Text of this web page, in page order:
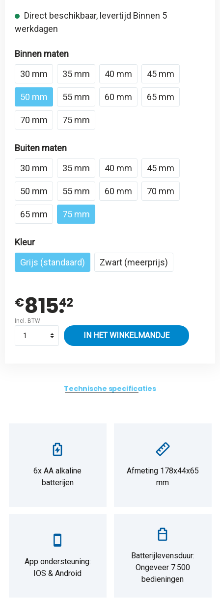
Direct beschikbaar, levertijd Binnen 5
werkdagen
Binnen maten
30 mm
35 mm 40 mm 45 mm
50 mm 55 mm 60 mm 65 mm
70 mm 75 mm
Buiten maten
30 mm
35 mm 40 mm 45 mm
50 mm 55 mm 60 mm 70 mm
65 mm 75 mm
Kleur
Grijs (standaard)
Zwart (meerprijs)
€815.42
Incl. BTW
IN HET WINKELMANDJE
Technische specificaties
6x AA alkaline
batterijen
Afmeting 178x44x65
mm
App ondersteuning:
IOS & Android
Batterijlevensduur:
Ongeveer 7.500
bedieningen